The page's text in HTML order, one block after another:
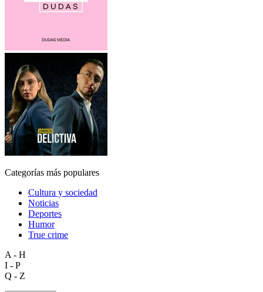
Categorías más populares
Cultura y sociedad
Noticias
Deportes
Humor
True crime
A - H
I - P
Q - Z